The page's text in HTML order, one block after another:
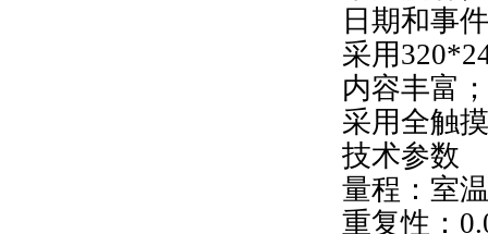
日期和事
采用
内容丰富；
采用全触
技术参数
量程：室
重复性：